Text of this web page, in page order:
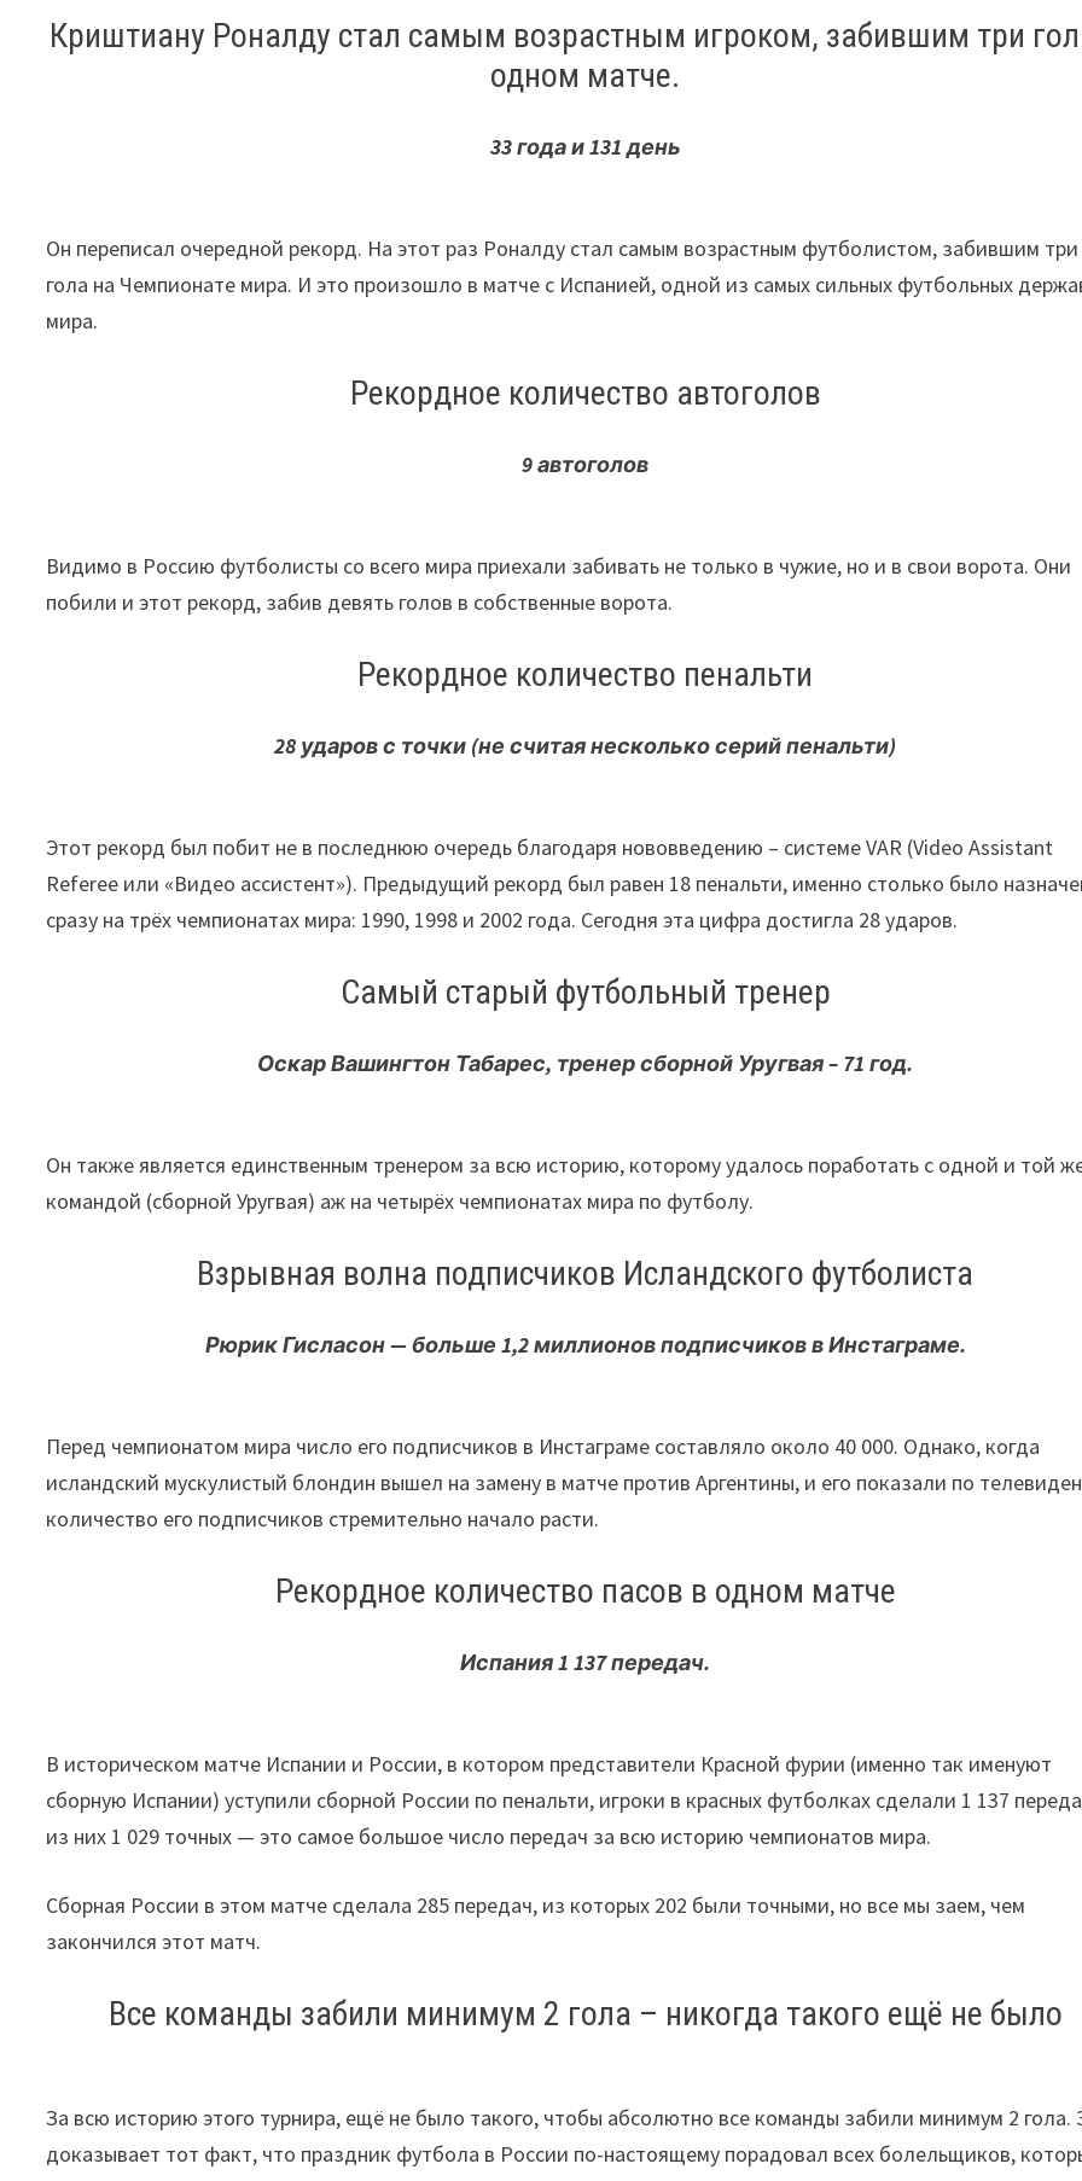
Криштиану Роналду стал самым возрастным игроком, забившим три
одном матче.
33годаи 131день
Он переписал очередной рекорд. На этот раз Роналду стал самым возрастным футболистом, забившим три
гола на Чемпионате мира. И это произошло в матче с Испанией, одной из самых сильных футбольных
мира.
Рекордное количество автоголов
9 автоголов
Видимо в Россию футболисты со всего мира приехали забивать не только в чужие, но и в свои ворота. Они
побили и этот рекорд, забив девять голов в собственные ворота.
Рекордное количество пенальти
28 ударов с точки (не считая несколько серий пенальти)
Этот рекорд был побит не в последнюю очередь благодаря нововведению – системе VAR (Video Assistant
Referee или «Видео ассистент»). Предыдущий рекорд был равен 18 пенальти, именно столько было
сразу на трёх чемпионатах мира: 1990, 1998 и 2002 года. Сегодня эта цифра достигла 28 ударов.
Самый старый футбольный тренер
Оскар Вашингтон Табарес, тренер сборной Уругвая – 71 год.
Он также является единственным тренером за всю историю, которому удалось поработать с одной и той
командой (сборной Уругвая) аж на четырёх чемпионатах мира по футболу.
Взрывная волна подписчиков Исландского футболиста
Рюрик Гисласон— больше 1,2миллионов подписчиков в Инстаграме.
Перед чемпионатом мира число его подписчиков в Инстаграме составляло около 40 000. Однако, когда
исландский мускулистый блондин вышел на замену в матче против Аргентины, и его показали по
количество его подписчиков стремительно начало расти.
Рекордное количество пасов в одном матче
Испания1 137 передач.
В историческом матче Испании и России, в котором представители Красной фурии (именно так именуют
сборную Испании) уступили сборной России по пенальти, игроки в красных футболках сделали 1 137
из них 1 029 точных — это самое большое число передач за всю историю чемпионатов мира.
Сборная России в этом матче сделала 285 передач, из которых 202 были точными, но все мы заем, чем
закончился этот матч.
Все команды забили минимум 2 гола – никогда такого ещё не было
За всю историю этого турнира, ещё не было такого, чтобы абсолютно все команды забили минимум 2 гола.
доказывает тот факт, что праздник футбола в России по-настоящему порадовал всех болельщиков,